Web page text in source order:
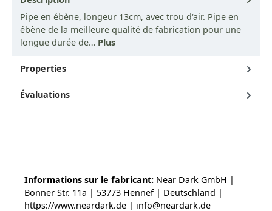
Pipe en ébène, longeur 13cm, avec trou d‘air. Pipe en
ébène de la meilleure qualité de fabrication pour une
longue durée de… Plus
Properties
Évaluations
Informations sur le fabricant: Near Dark GmbH |
Bonner Str. 11a | 53773 Hennef | Deutschland |
https://www.neardark.de | info@neardark.de